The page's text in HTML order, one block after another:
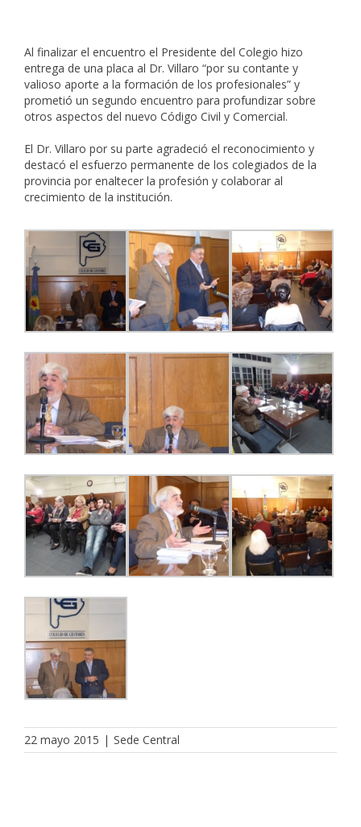
Al finalizar el encuentro el Presidente del Colegio hizo
entrega de una placa al Dr. Villaro “por su contante y
valioso aporte a la formación de los profesionales” y
prometió un segundo encuentro para profundizar sobre
otros aspectos del nuevo Código Civil y Comercial.
El Dr. Villaro por su parte agradeció el reconocimiento y
destacó el esfuerzo permanente de los colegiados de la
provincia por enaltecer la profesión y colaborar al
crecimiento de la institución.
22 mayo 2015 | Sede Central